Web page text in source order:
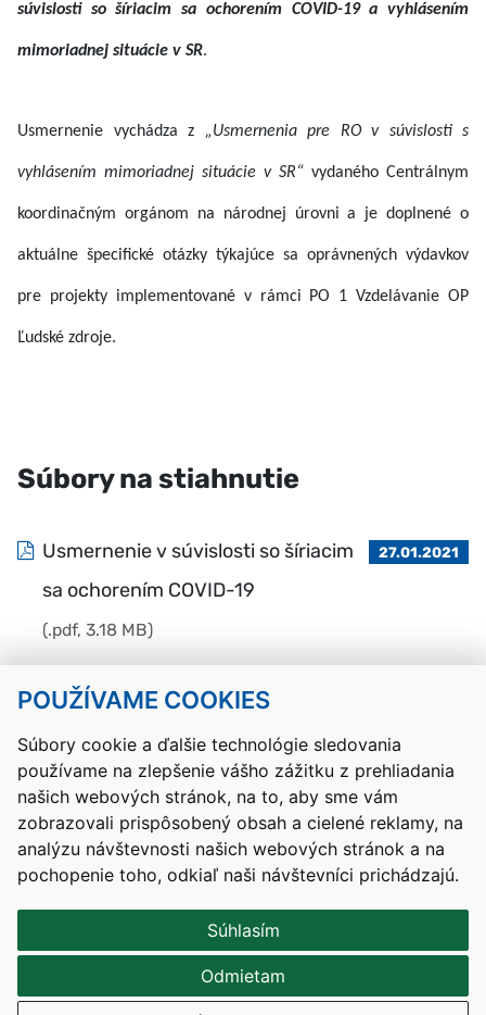
POUŽÍVAME COOKIES
Súbory cookie a ďalšie technológie sledovania
používame na zlepšenie vášho zážitku z prehliadania
našich webových stránok, na to, aby sme vám
zobrazovali prispôsobený obsah a cielené reklamy, na
analýzu návštevnosti našich webových stránok a na
pochopenie toho, odkiaľ naši návštevníci prichádzajú.
Súhlasím
Odmietam
súvislosti so šíriacim sa ochorením COVID-19 a vyhlásením
mimoriadnej situácie v SR.
Usmernenie vychádza z „Usmernenia pre RO v súvislosti s
vyhlásením mimoriadnej situácie v SR“ vydaného Centrálnym
koordinačným orgánom na národnej úrovni a je doplnené o
aktuálne špecifické otázky týkajúce sa oprávnených výdavkov
pre projekty implementované v rámci PO 1 Vzdelávanie OP
Ľudské zdroje.
Súbory na stiahnutie
Usmernenie v súvislosti so šíriacim
sa ochorením COVID-19
(.pdf, 3.18 MB)
27.01.2021
Kontakty Mapa stránky RSS
Vyhlásenie o prístupnosti
Nastavenia cookies
Prevádzkovateľom služby je Ministerstvo školstva, výskumu,
vývoja a mládeže Slovenskej republiky.